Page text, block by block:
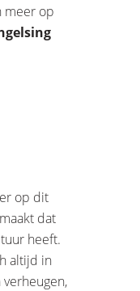
meer op
op dit
dat
heeft.
altijd in